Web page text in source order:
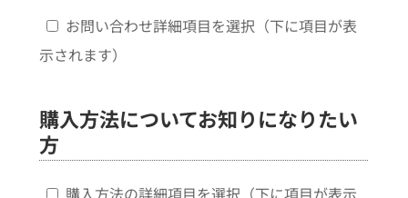
お問い合わせ詳細項目を選択（下に項目が表
示されます）
購入方法についてお知りになりたい
方
購入方法の詳細項目を選択（下に項目が表示